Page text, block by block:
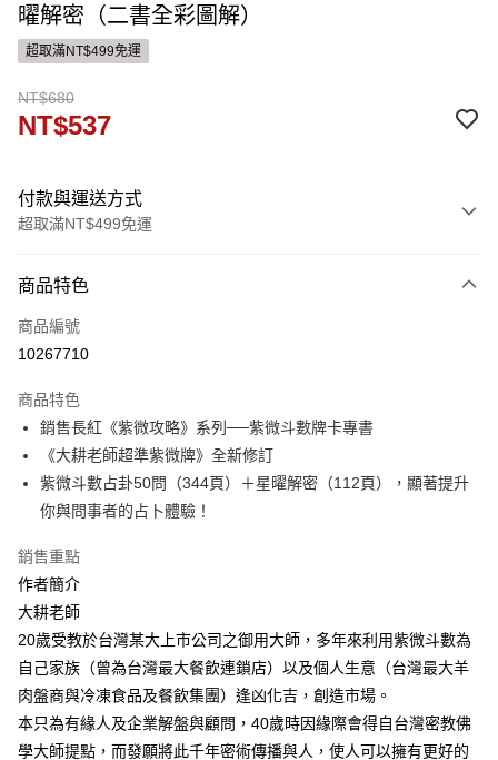
曜解密（二書全彩圖解）
超取滿NT$499免運
NT$680
NT$537
付款與運送方式
超取滿NT$499免運
信用卡一次付款
運送方式
付款後全家取貨
每筆NT$60，滿NT$499(含以上)免運費
付款後7-11取貨
每筆NT$60，滿NT$499(含以上)免運費
每筆NT$100，滿NT$499(含以上)免運費
商品特色
商品編號
10267710
商品特色
銷售長紅《紫微攻略》系列──紫微斗數牌卡專書
《大耕老師超準紫微牌》全新修訂
紫微斗數占卦50問（344頁）＋星曜解密（112頁），顯著提升
你與問事者的占卜體驗！
銷售重點
作者簡介
大耕老師
20歲受教於台灣某大上市公司之御用大師，多年來利用紫微斗數為
自己家族（曾為台灣最大餐飲連鎖店）以及個人生意（台灣最大羊
肉盤商與冷凍食品及餐飲集團）逢凶化吉，創造市場。
本只為有緣人及企業解盤與顧問，40歲時因緣際會得自台灣密教佛
學大師提點，而發願將此千年密術傳播與人，使人可以擁有更好的